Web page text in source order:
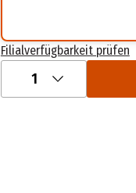
Filialverfügbarkeit prüfen
1